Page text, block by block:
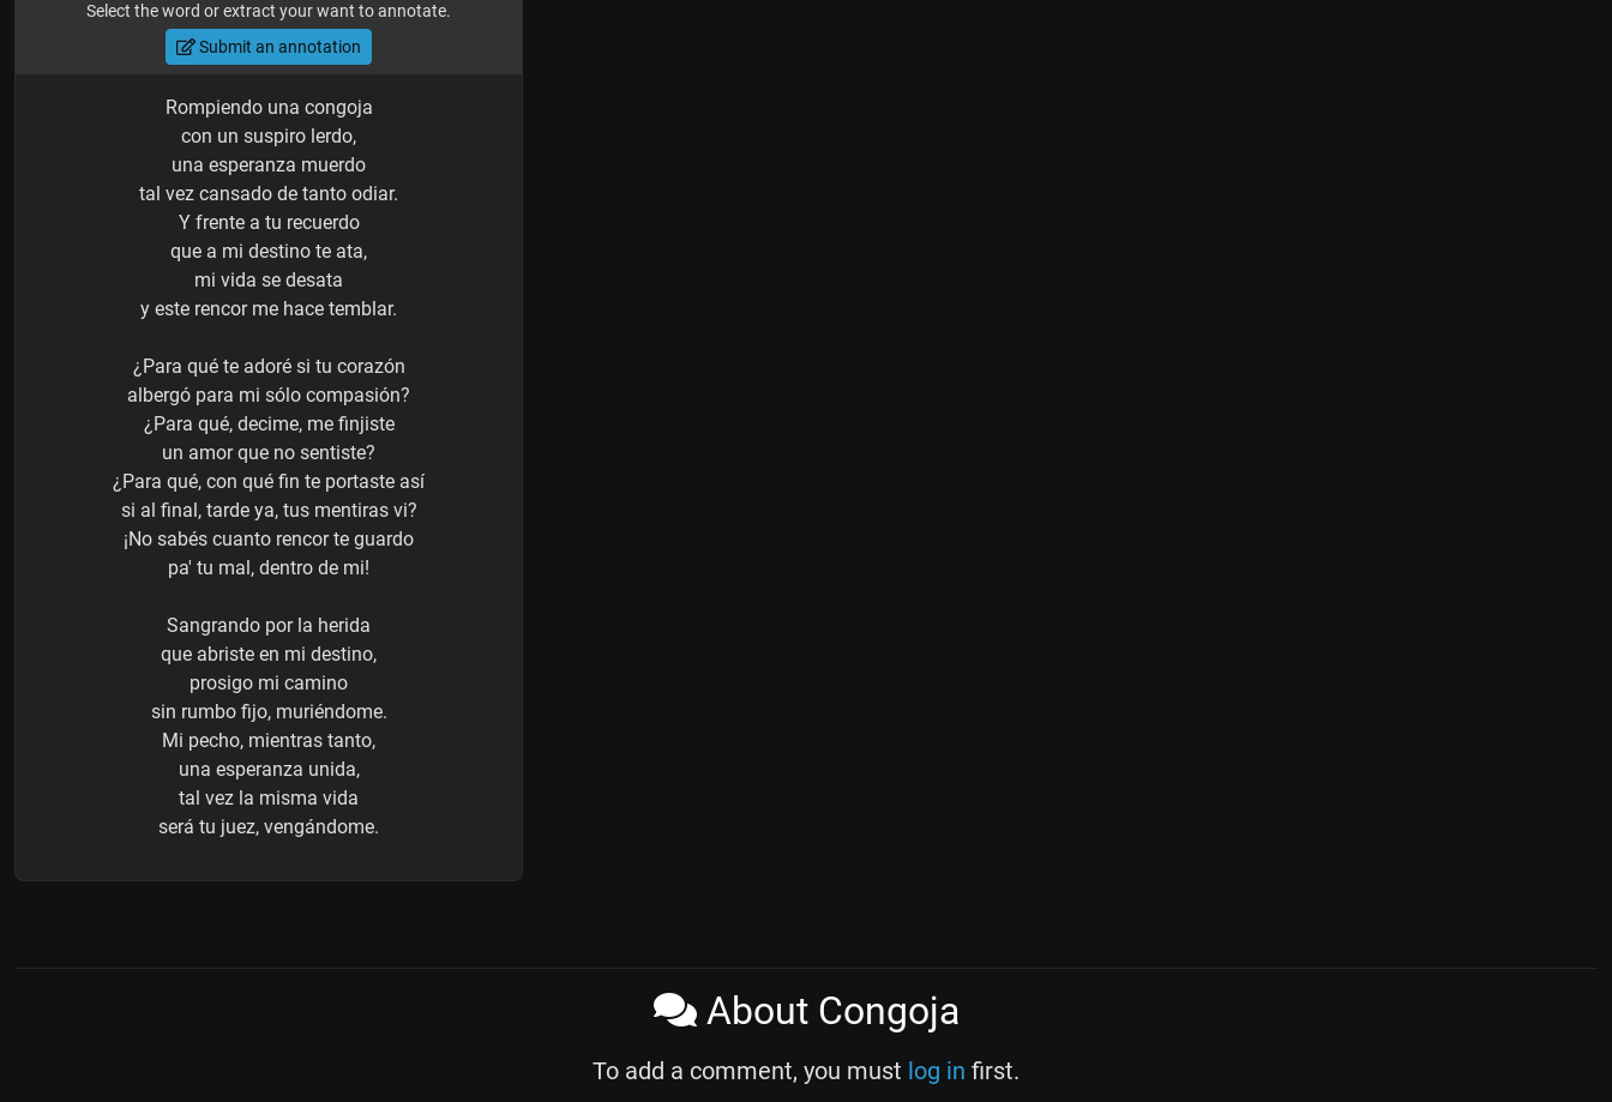
Select the word or extract your want to annotate.
Submit an annotation
Rompiendo una congoja
con un suspiro lerdo,
una esperanza muerdo
tal vez cansado de tanto odiar.
Y frente a tu recuerdo
que a mi destino te ata,
mi vida se desata
y este rencor me hace temblar.
¿Para qué te adoré si tu corazón
albergó para mi sólo compasión?
¿Para qué, decime, me finjiste
un amor que no sentiste?
¿Para qué, con qué fin te portaste así
si al final, tarde ya, tus mentiras vi?
¡No sabés cuanto rencor te guardo
pa' tu mal, dentro de mi!
Sangrando por la herida
que abriste en mi destino,
prosigo mi camino
sin rumbo fijo, muriéndome.
Mi pecho, mientras tanto,
una esperanza unida,
tal vez la misma vida
será tu juez, vengándome.
About Congoja
To add a comment, you must log in first.